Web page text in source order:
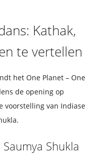
Kathak,
te vertellen
het One Planet – One
de opening op
voorstelling van Indiase
Shukla